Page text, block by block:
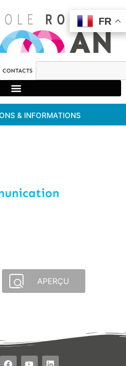
CONTACTS
& INFORMATIONS
APERÇU
FR
FR